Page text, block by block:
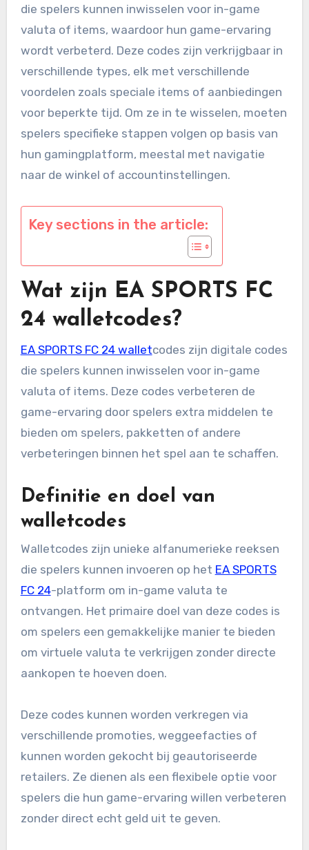
die spelers kunnen inwisselen voor in-game
valuta of items, waardoor hun game-ervaring
wordt verbeterd. Deze codes zijn verkrijgbaar in
verschillende types, elk met verschillende
voordelen zoals speciale items of aanbiedingen
voor beperkte tijd. Om ze in te wisselen, moeten
spelers specifieke stappen volgen op basis van
hun gamingplatform, meestal met navigatie
naar de winkel of accountinstellingen.
Key sections in the article:
Wat zijn EA SPORTS FC
24 walletcodes?
EA SPORTS FC 24 walletcodes zijn digitale codes
die spelers kunnen inwisselen voor in-game
valuta of items. Deze codes verbeteren de
game-ervaring door spelers extra middelen te
bieden om spelers, pakketten of andere
verbeteringen binnen het spel aan te schaffen.
Definitie en doel van
walletcodes
Walletcodes zijn unieke alfanumerieke reeksen
die spelers kunnen invoeren op het EA SPORTS
FC 24-platform om in-game valuta te
ontvangen. Het primaire doel van deze codes is
om spelers een gemakkelijke manier te bieden
om virtuele valuta te verkrijgen zonder directe
aankopen te hoeven doen.
Deze codes kunnen worden verkregen via
verschillende promoties, weggeefacties of
kunnen worden gekocht bij geautoriseerde
retailers. Ze dienen als een flexibele optie voor
spelers die hun game-ervaring willen verbeteren
zonder direct echt geld uit te geven.